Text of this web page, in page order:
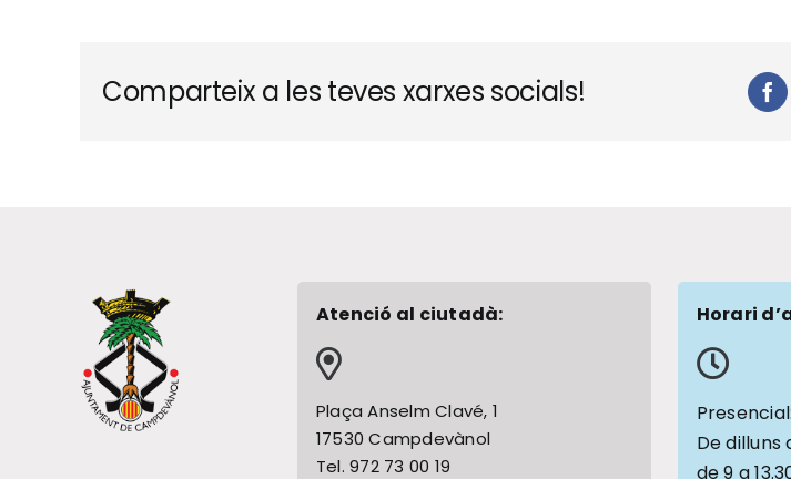
Comparteix a les teves xarxes socials!
Atenció al ciutadà:
Plaça Anselm Clavé, 1
17530 Campdevànol
Tel. 972 73 00 19
Horari
Presencial:
De dilluns
de 9 a